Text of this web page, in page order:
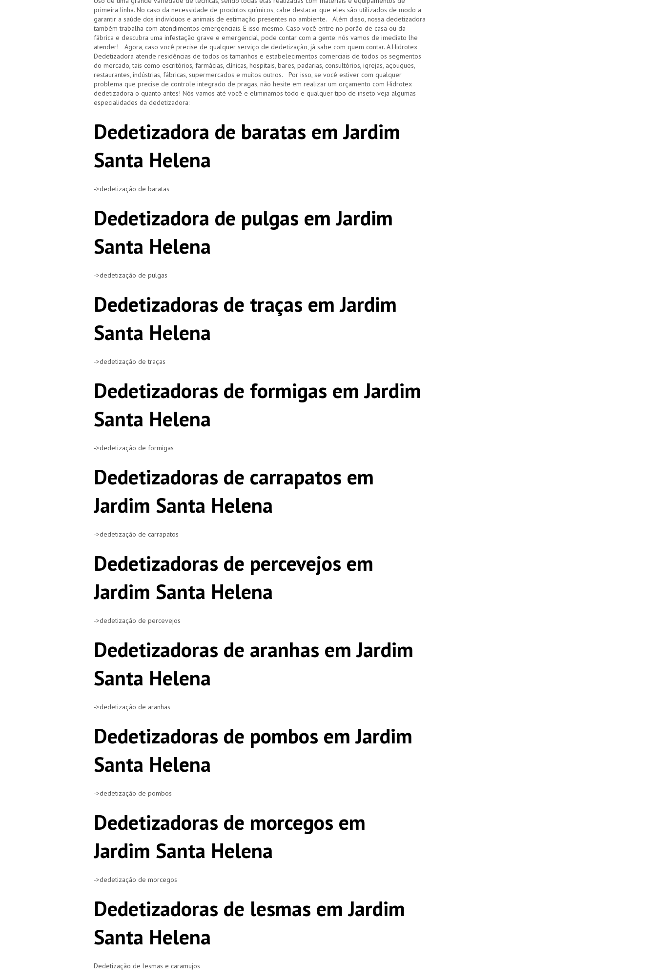
primeira linha. No caso da necessidade de produtos químicos, cabe destacar que eles são utilizados de modo a
garantir a saúde dos indivíduos e animais de estimação presentes no ambiente. Além disso, nossa dedetizadora
também trabalha com atendimentos emergenciais. É isso mesmo. Caso você entre no porão de casa ou da
fábrica e descubra uma infestação grave e emergencial, pode contar com a gente: nós vamos de imediato lhe
atender! Agora, caso você precise de qualquer serviço de dedetização, já sabe com quem contar. A Hidrotex
Dedetizadora atende residências de todos os tamanhos e estabelecimentos comerciais de todos os segmentos
do mercado, tais como escritórios, farmácias, clínicas, hospitais, bares, padarias, consultórios, igrejas, açougues,
restaurantes, indústrias, fábricas, supermercados e muitos outros. Por isso, se você estiver com qualquer
problema que precise de controle integrado de pragas, não hesite em realizar um orçamento com Hidrotex
dedetizadora o quanto antes! Nós vamos até você e eliminamos todo e qualquer tipo de inseto veja algumas
especialidades da dedetizadora:
Dedetizadora de baratas em Jardim
Santa Helena
->dedetização de baratas
Dedetizadora de pulgas em Jardim
Santa Helena
->dedetização de pulgas
Dedetizadoras de traças em Jardim
Santa Helena
->dedetização de traças
Dedetizadoras de formigas em Jardim
Santa Helena
->dedetização de formigas
Dedetizadoras de carrapatos em
Jardim Santa Helena
->dedetização de carrapatos
Dedetizadoras de percevejos em
Jardim Santa Helena
->dedetização de percevejos
Dedetizadoras de aranhas em Jardim
Santa Helena
->dedetização de aranhas
Dedetizadoras de pombos em Jardim
Santa Helena
->dedetização de pombos
Dedetizadoras de morcegos em
Jardim Santa Helena
->dedetização de morcegos
Dedetizadoras de lesmas em Jardim
Santa Helena
Dedetização de lesmas e caramujos